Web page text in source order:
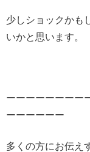
少しショックかも
いかと思います。
ーーーーーーーー
ーーーーーー
多くの方にお伝え